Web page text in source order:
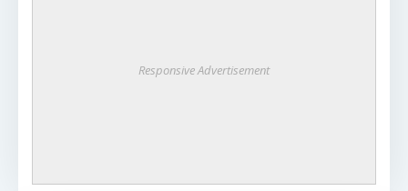
Responsive Advertisement